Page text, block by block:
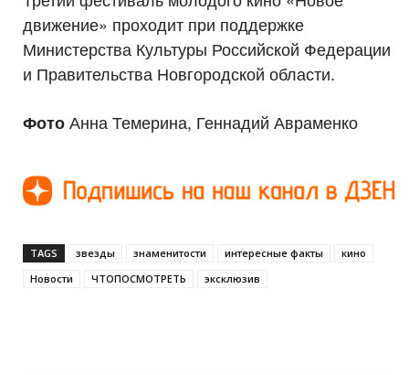
движение» проходит при поддержке
Министерства Культуры Российской Федерации
и Правительства Новгородской области.
ФотоАнна Темерина, Геннадий Авраменко
TAGS звезды знаменитости интересные факты
кино
Новости
ЧТОПОСМОТРЕТЬ эксклюзив